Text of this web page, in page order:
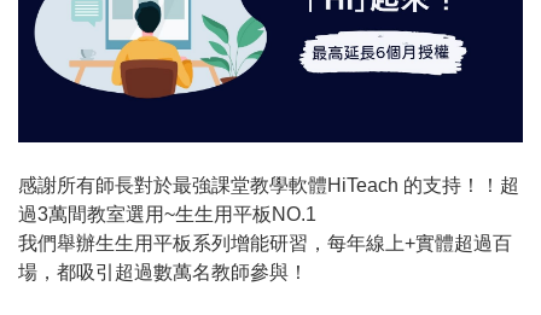
感謝所有師長對於最強課堂教學軟體HiTeach 的支持！！超
過3萬間教室選用~生生用平板NO.1
我們舉辦生生用平板系列增能研習，每年線上+實體超過百
場，都吸引超過數萬名教師參與！